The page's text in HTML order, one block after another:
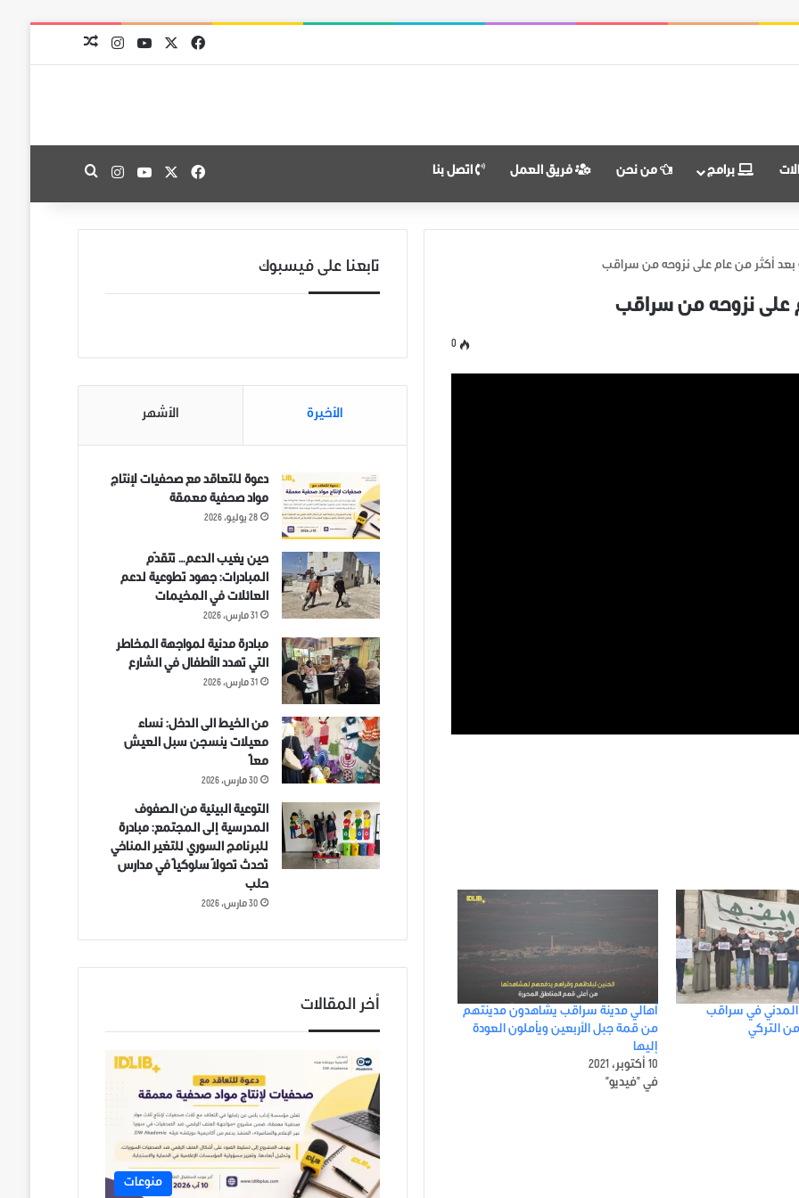
فيسبوك
‫X
‫YouTubeانستقراممقال عشوائي
برامج من نحن فريق العمل اتصل بنا فيسبوك
‫X
‫YouTubeانستقرامبحث عن
بعد أكثر من عام على نزوحه من سراقب
على نزوحه من سراقب
0
المدني في سراقب
التركي
أهالي مدينة سراقب يشاهدون مدينتهم
من قمة جبل الأربعين ويأملون العودة
إليها
10 أكتوبر، 2021
في "فيديو"
تابعنا على فيسبوك
الأخيرة الأشهر
دعوة للتعاقد مع صحفيات لإنتاج
مواد صحفية معمقة
28 يوليو، 2026
حين يغيب الدعم… تتقدّم
المبادرات: جهود تطوعية لدعم
العائلات في المخيمات
31 مارس، 2026
مبادرة مدنية لمواجهة المخاطر
التي تهدد الأطفال في الشارع
31 مارس، 2026
من الخيط الى الدخل: نساء
معيلات ينسجن سبل العيش
معاً
30 مارس، 2026
التوعية البيئية من الصفوف
المدرسية إلى المجتمع: مبادرة
للبرنامج السوري للتغير المناخي
تُحدث تحولاً سلوكياً في مدارس
حلب
30 مارس، 2026
أخر المقالات
منوعات